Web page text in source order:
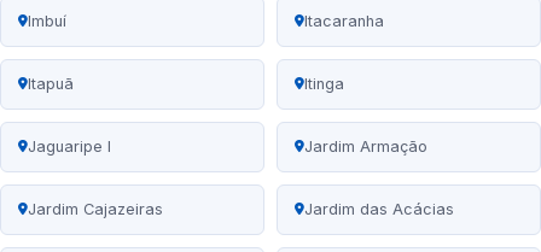
Imbuí Itacaranha
Itapuã Itinga
Jaguaripe I Jardim Armação
Jardim Cajazeiras Jardim das Acácias